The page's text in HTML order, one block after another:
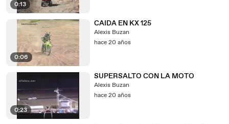
0:13
0:06
CAIDA EN KX 125
Alexis Buzan
hace 20 años
0:23
SUPERSALTO CON LA MOTO
Alexis Buzan
hace 20 años